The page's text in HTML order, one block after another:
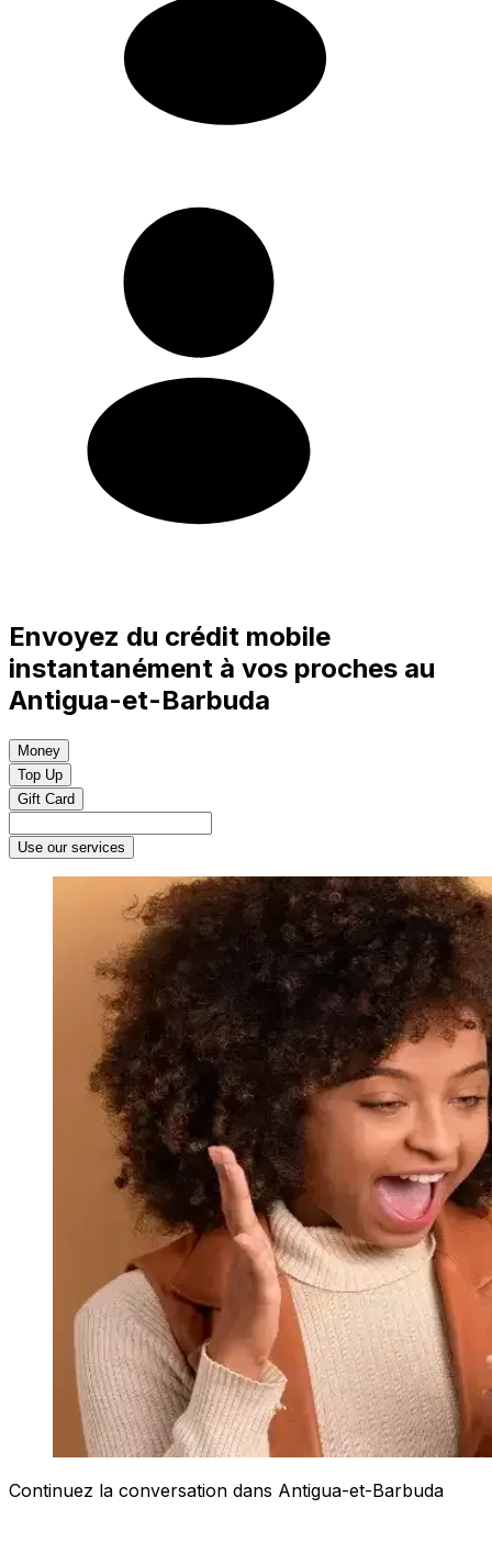
Envoyez du crédit mobile
instantanément à vos proches au
Antigua-et-Barbuda
Money
Top Up
Gift Card
Use our services
Continuez la conversation dans Antigua-et-Barbuda